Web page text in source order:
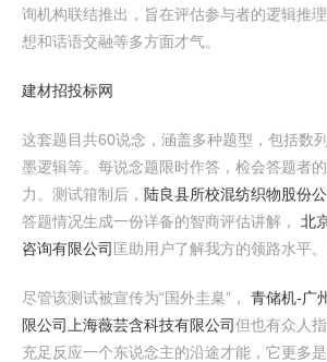
询机构联结推出，旨在评估参与者的逻辑推
想和话语交融等多方面才气。
建材招投标网
这套题目共60说念，涵盖多种题型，包括数
墨逻辑等。每说念题限时作答，检会答题者
力。测试箝制后， 陆良县所校混纺织物股份
答题情况生成一份详备的智商评估讲解， 北
咨询有限公司 匡助用户了解我方的领路水平。
尽管该测试被宣传为“国外圭臬”， 青储机-广
限公司
上海薇芸含科技有限公司但也有众人
充足反应一个东说念主的沿途才能，它更多